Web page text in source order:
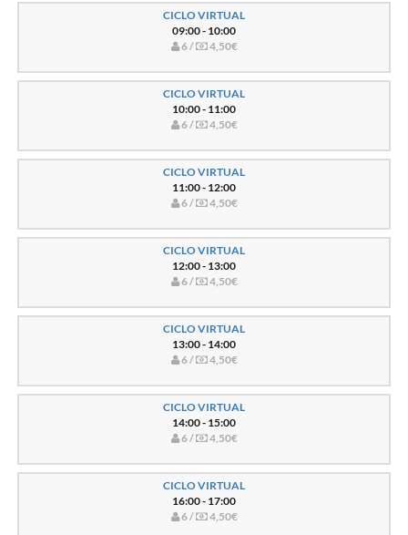
CICLO VIRTUAL
09:00 - 10:00
6 /
4,50€
CICLO VIRTUAL
10:00 - 11:00
6 /
4,50€
CICLO VIRTUAL
11:00 - 12:00
6 /
4,50€
CICLO VIRTUAL
12:00 - 13:00
6 /
4,50€
CICLO VIRTUAL
13:00 - 14:00
6 /
4,50€
CICLO VIRTUAL
14:00 - 15:00
6 /
4,50€
CICLO VIRTUAL
16:00 - 17:00
6 /
4,50€